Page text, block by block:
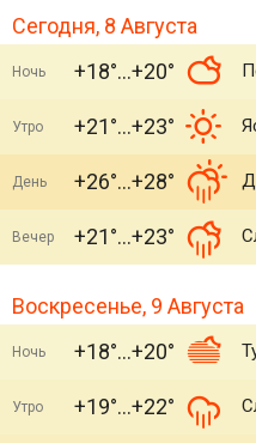
Сегодня, 8 Августа
Ночь +18° +20°
Утро +21° +23°
День +26° +28°
Вечер +21° +23°
Воскресенье, 9 Августа
Ночь +18° +20°
Утро +19° +22°